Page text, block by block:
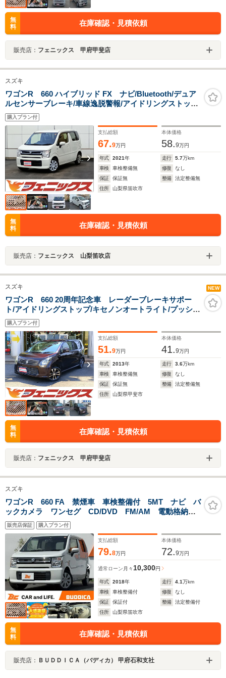
無
料
在庫確認・見積依頼
販売店： フェニックス 甲府甲斐店
スズキ
ワゴンR 660 ハイブリッド FX ナビ/Bluetooth/デュア
ルセンサーブレーキ/車線逸脱警報/アイドリングストップ/
オートライト/パーキングソナー/シートヒーター/ビルトイ
ンETC/スマートキー/プッシュスタート/
購入プラン付
支払総額
67.9万円
本体価格
58.9万円
年式 2021年 走行 5.7万km
車検
車検整備無 修復
なし
保証
保証無 整備
法定整備無
住所
山梨県笛吹市
無
料
在庫確認・見積依頼
販売店： フェニックス 山梨笛吹店
スズキ NEW
ワゴンR 660 20周年記念車 レーダーブレーキサポー
ト/アイドリングストップ/キセノンオートライト/プッシュ
スタート/スマートキー/ミラーウィンカー/電動格納ミラ
ー/シートヒーター/キーレスエントリー/走行3.6万km/試乗
OK
購入プラン付
支払総額
51.9万円
本体価格
41.9万円
年式 2013年 走行 3.6万km
車検
車検整備無 修復
なし
保証
保証無 整備
法定整備無
住所
山梨県甲斐市
無
料
在庫確認・見積依頼
販売店： フェニックス 甲府甲斐店
スズキ
ワゴンR 660 FA 禁煙車 車検整備付 5MT ナビ バ
ックカメラ ワンセグ CD/DVD FM/AM 電動格納ミ
ラー パワーウィンドウ リモコンキー ドラレコ
ETC ハロゲンランプ SRSエアバック マニュアルエ
アコン バニティミラー
販売店保証 購入プラン付
支払総額
79.8万円
本体価格
72.9万円
通常ローン 月々10,300円
年式 2018年 走行 4.1万km
車検
車検整備付 修復
なし
保証
保証付 整備
法定整備付
住所
山梨県笛吹市
無
料
在庫確認・見積依頼
販売店： ＢＵＤＤＩＣＡ（バディカ） 甲府石和支社